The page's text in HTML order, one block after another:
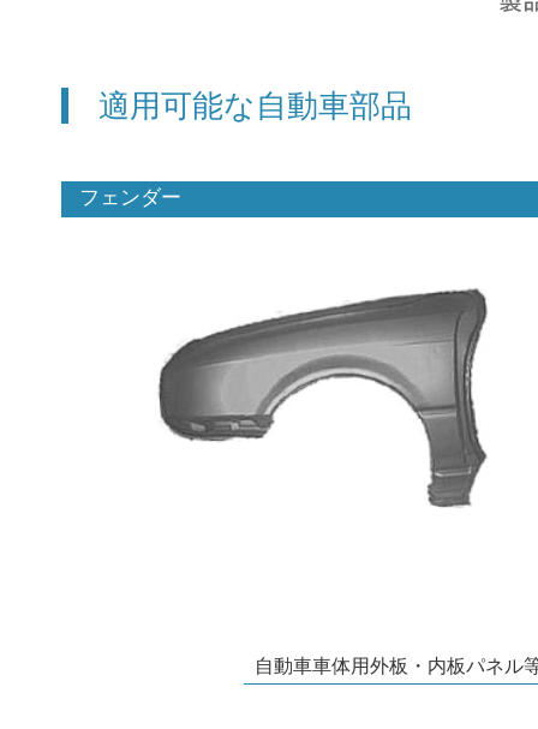
適用可能な自動車部品
フェンダー
自動車車体用外板・内板パネル